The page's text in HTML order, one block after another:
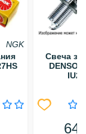
NGK
Свеча
DENSO